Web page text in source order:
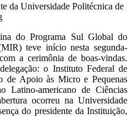
da Universidade Politécnica de
do Programa Sul Global do
teve início nesta segunda-
a cerimônia de boas-vindas.
o Instituto Federal de
de Apoio às Micro e Pequenas
Latino-americano de Ciências
ocorreu na Universidade
do presidente da Instituição,